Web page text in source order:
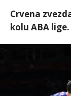
Crvena
kolu ABA lige.